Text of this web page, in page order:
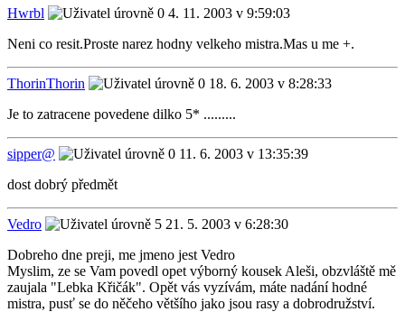
Hwrbl
4. 11. 2003 v 9:59:03
Neni co resit.Proste narez hodny velkeho mistra.Mas u me +.
ThorinThorin
18. 6. 2003 v 8:28:33
Je to zatracene povedene dilko 5* .........
sipper@
11. 6. 2003 v 13:35:39
dost dobrý předmět
Vedro
21. 5. 2003 v 6:28:30
Dobreho dne preji, me jmeno jest Vedro
Myslim, ze se Vam povedl opet výborný kousek Aleši, obzvláště mě
zaujala "Lebka Křičák". Opět vás vyzívám, máte nadání hodné
mistra, pusť se do něčeho většího jako jsou rasy a dobrodružství.